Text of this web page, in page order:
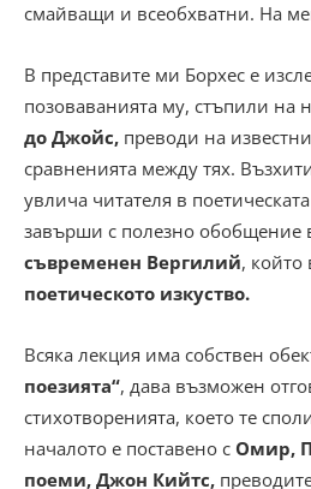
смайващи и всеобхватни. На
В представите ми Борхес е
позоваванията му, стъпили на
до Джойс, преводи на
сравненията между тях.
увлича читателя в
завърши с полезно обобщение
съвременен Вергилий, който
поетическото изкуство.
Всяка лекция има собствен
поезията“, дава възможен
стихотворенията, което те
началото е поставено с Омир,
поеми, Джон Кийтс,